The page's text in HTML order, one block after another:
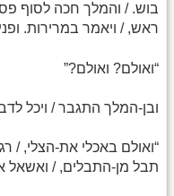
בוש. / והמלך חכה לסוף
ראש, / ויאמר במרירות.
“ואולם? ואולם?”
ובן-המלך התגבר / ויכל
“ואולם באכלי את-הצלי, /
תבל מן-התבלים, /